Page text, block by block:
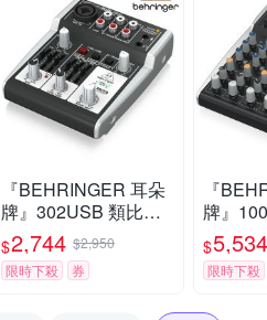
『BEHRINGER 耳朵
牌』302USB 類比混
音器 / 錄音介面直播神
器 / 公司貨
$2,744 $2,950
限時下殺
券
『
牌』
音器 /
器 / 公
$5,534
限時下殺